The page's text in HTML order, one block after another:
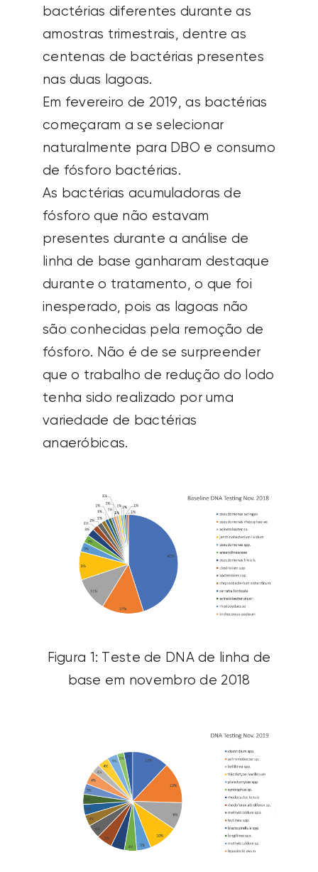
bactérias diferentes durante as
amostras trimestrais, dentre as
centenas de bactérias presentes
nas duas lagoas.
Em fevereiro de 2019, as bactérias
começaram a se selecionar
naturalmente para DBO e consumo
de fósforo bactérias.
As bactérias acumuladoras de
fósforo que não estavam
presentes durante a análise de
linha de base ganharam destaque
durante o tratamento, o que foi
inesperado, pois as lagoas não
são conhecidas pela remoção de
fósforo. Não é de se surpreender
que o trabalho de redução do lodo
tenha sido realizado por uma
variedade de bactérias
anaeróbicas.
Figura 1: Teste de DNA de linha de
base em novembro de 2018